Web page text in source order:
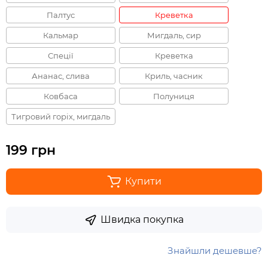
Палтус Креветка
Кальмар Мигдаль, сир
Спеції Креветка
Ананас, слива Криль, часник
Ковбаса Полуниця
Тигровий горіх, мигдаль
199 грн
Купити
Швидка покупка
Знайшли дешевше?